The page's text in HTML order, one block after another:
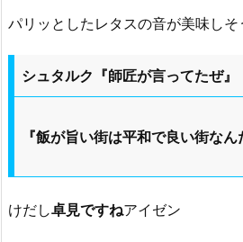
パリッとしたレタスの音が美味しそ
シュタルク『師匠が言ってたぜ』
『飯が旨い街は平和で良い街なん
けだし卓見ですねアイゼン